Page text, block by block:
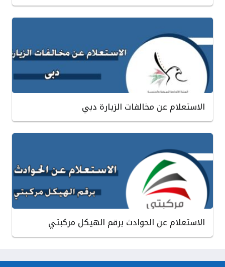
الاستعلام عن مخالفات الزيارة دبي
الاستعلام عن الحوادث برقم الهيكل مركبتي